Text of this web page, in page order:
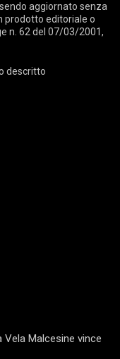
aggiornato senza
prodotto editoriale o
n. 62 del 07/03/2001,
descritto
Vela Malcesine vince